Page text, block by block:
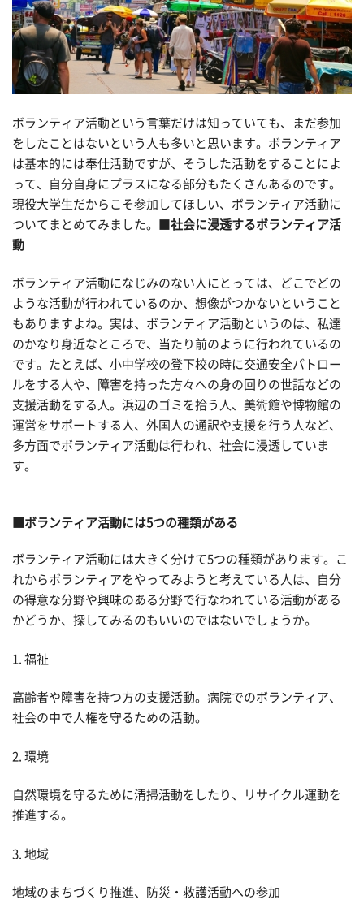
ボランティア活動という言葉だけは知っていても、まだ参加
をしたことはないという人も多いと思います。ボランティア
は基本的には奉仕活動ですが、そうした活動をすることによ
って、自分自身にプラスになる部分もたくさんあるのです。
現役大学生だからこそ参加してほしい、ボランティア活動に
ついてまとめてみました。■社会に浸透するボランティア活
動
ボランティア活動になじみのない人にとっては、どこでどの
ような活動が行われているのか、想像がつかないということ
もありますよね。実は、ボランティア活動というのは、私達
のかなり身近なところで、当たり前のように行われているの
です。たとえば、小中学校の登下校の時に交通安全パトロー
ルをする人や、障害を持った方々への身の回りの世話などの
支援活動をする人。浜辺のゴミを拾う人、美術館や博物館の
運営をサポートする人、外国人の通訳や支援を行う人など、
多方面でボランティア活動は行われ、社会に浸透していま
す。
■ボランティア活動には5つの種類がある
ボランティア活動には大きく分けて5つの種類があります。こ
れからボランティアをやってみようと考えている人は、自分
の得意な分野や興味のある分野で行なわれている活動がある
かどうか、探してみるのもいいのではないでしょうか。
1. 福祉
高齢者や障害を持つ方の支援活動。病院でのボランティア、
社会の中で人権を守るための活動。
2. 環境
自然環境を守るために清掃活動をしたり、リサイクル運動を
推進する。
3. 地域
地域のまちづくり推進、防災・救護活動への参加